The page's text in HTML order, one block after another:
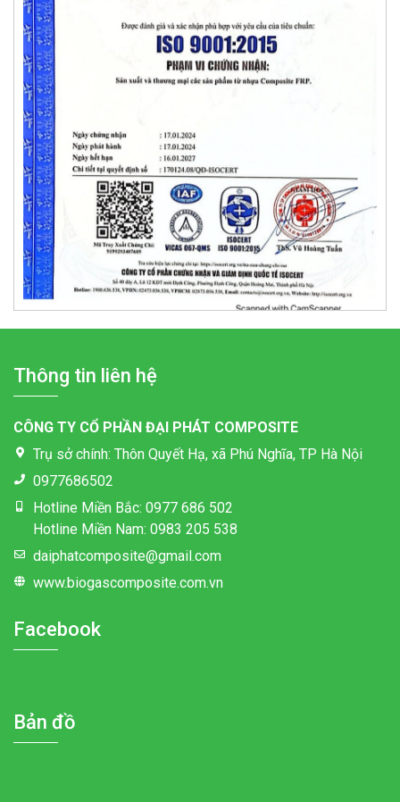
Thông tin liên hệ
CÔNG TY CỔ PHẦN ĐẠI PHÁT COMPOSITE
Trụ sở chính: Thôn Quyết Hạ, xã Phú Nghĩa, TP Hà Nội
0977686502
Hotline Miền Bắc: 0977 686 502
Hotline Miền Nam: 0983 205 538
daiphatcomposite@gmail.com
www.biogascomposite.com.vn
Facebook
Bản đồ